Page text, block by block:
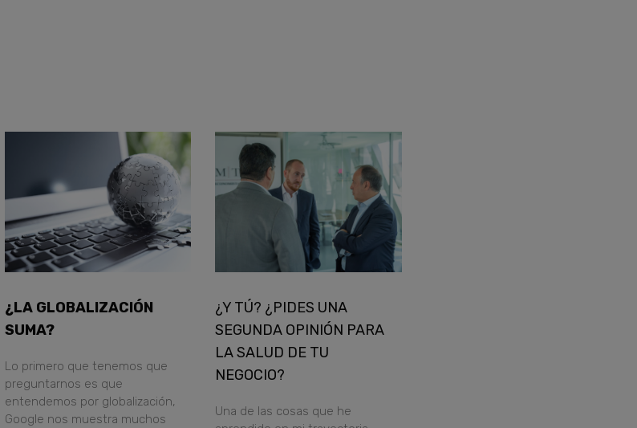
¿LA GLOBALIZACIÓN
SUMA?
Lo primero que tenemos que
preguntarnos es que
entendemos por globalización,
Google nos muestra muchos
¿Y TÚ? ¿PIDES UNA
SEGUNDA OPINIÓN PARA
LA SALUD DE TU
NEGOCIO?
Una de las cosas que he